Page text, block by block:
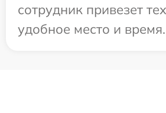
сотрудник привезет
удобное место и время.